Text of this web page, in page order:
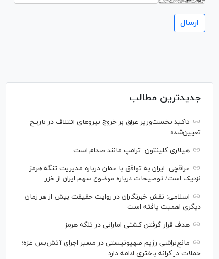
جدیدترین مطالب
تاکید نخست‌وزیر عراق بر خروج نیروهای ائتلاف در تاریخ
تعیین‌شده
هیلاری کلینتون: ترامپ مانند صدام است
عراقچی: ایران به توافق با عمان درباره مدیریت تنگه هرمز
نزدیک است/ توضیحات درباره موضوع سهم ایران از خزر
اسلامی: نقش خبرنگاران در روایت حقیقت بیش از هر زمان
دیگری اهمیت یافته است
هدف قرار گرفتن کشتی اماراتی در تنگه هرمز
مانع‌تراشی رژیم صهیونیستی در مسیر اجرای آتش‌بس غزه؛
حملات در کرانه باختری ادامه دارد